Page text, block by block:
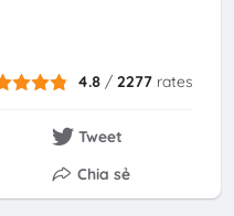
4.8 /2277 rates
Tweet
Chia sẻ